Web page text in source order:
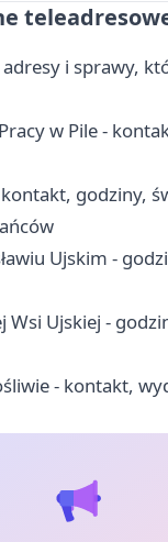
adresy i sprawy,
w Pile -
kontakt, godziny,
Ujskim -
Wsi Ujskiej -
- kontakt,